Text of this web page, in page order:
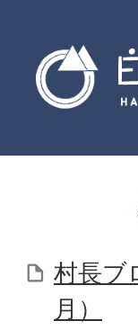
村長ブ
月）